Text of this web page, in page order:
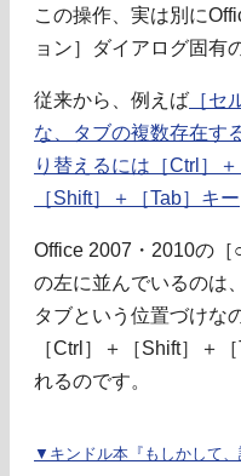
この操作、実は別に
ョン］ダイアログ固有
従来から、例えば ［セ
な、タブの複数存在す
り替えるには［Ctrl］
［Shift］＋［Tab］キー
Office 2007・2010の
の左に並んでいるのは
タブという位置づけな
［Ctrl］＋［Shift］＋
れるのです。
▼キンドル本『もしかして